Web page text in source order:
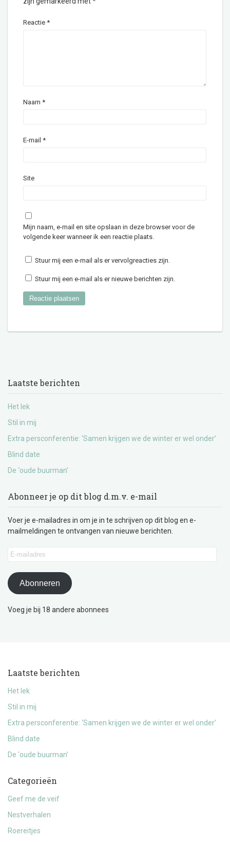
Reactie *
Naam *
E-mail *
Site
Mijn naam, e-mail en site opslaan in deze browser voor de
volgende keer wanneer ik een reactie plaats.
Stuur mij een e-mail als er vervolgreacties zijn.
Stuur mij een e-mail als er nieuwe berichten zijn.
Laatste berichten
Het lek
Stil in mij
Extra persconferentie: ‘Samen krijgen we de winter er wel onder’
Blind date
De ‘oude buurman’
Abonneer je op dit blog d.m.v. e-mail
Voer je e-mailadres in om je in te schrijven op dit blog en e-
mailmeldingen te ontvangen van nieuwe berichten.
E-
Abonneren
Voeg je bij 18 andere abonnees
Laatste berichten
Het lek
Stil in mij
Extra persconferentie: ‘Samen krijgen we de winter er wel onder’
Blind date
De ‘oude buurman’
Categorieën
Geef me de veif
Nestverhalen
Roereitjes